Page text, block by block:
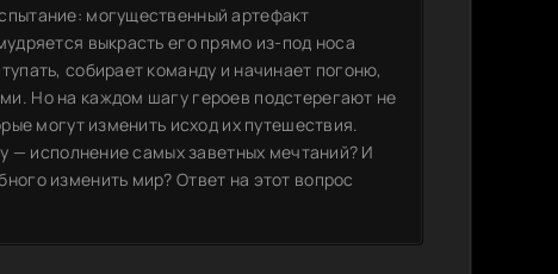
могущественный артефакт
выкрасть его прямо из-под носа
собирает команду и начинает погоню,
Но на каждом шагу героев подстерегают не
могут изменить исход их путешествия.
— исполнение самых заветных мечтаний? И
изменить мир? Ответ на этот вопрос